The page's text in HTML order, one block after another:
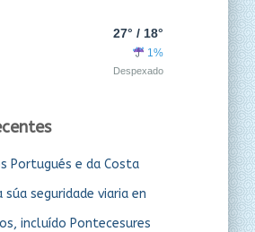
27° / 18°
1%
Despexado
Portugués e da Costa
seguridade viaria en
incluído Pontecesures